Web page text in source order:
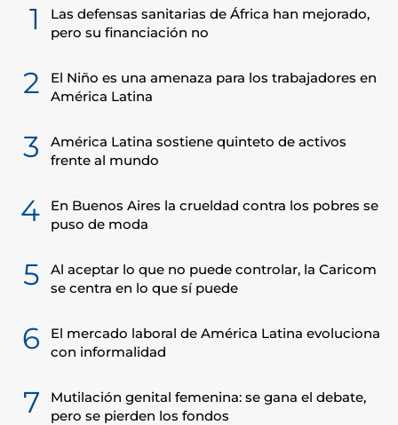
1
Las defensas sanitarias de África han mejorado,
pero su financiación no
2
El Niño es una amenaza para los trabajadores en
América Latina
3
América Latina sostiene quinteto de activos
frente al mundo
4
En Buenos Aires la crueldad contra los pobres se
puso de moda
5
Al aceptar lo que no puede controlar, la Caricom
se centra en lo que sí puede
6
El mercado laboral de América Latina evoluciona
con informalidad
7
Mutilación genital femenina: se gana el debate,
pero se pierden los fondos